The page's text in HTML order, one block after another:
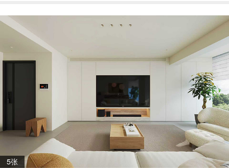
5张